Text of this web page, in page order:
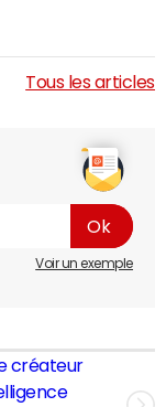
Tous les articles
Voir un exemple
créateur